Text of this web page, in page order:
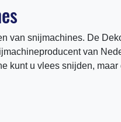
van snijmachines. De
van
kunt u vlees snijden,